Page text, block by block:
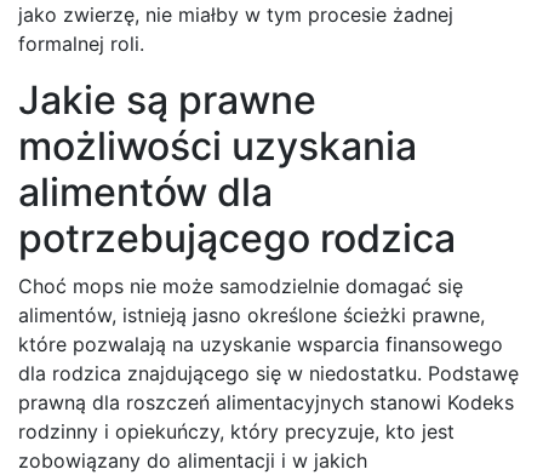
jako zwierzę, nie miałby w tym procesie żadnej
formalnej roli.
Jakie są prawne
możliwości uzyskania
alimentów dla
potrzebującego rodzica
Choć mops nie może samodzielnie domagać się
alimentów, istnieją jasno określone ścieżki prawne,
które pozwalają na uzyskanie wsparcia finansowego
dla rodzica znajdującego się w niedostatku. Podstawę
prawną dla roszczeń alimentacyjnych stanowi Kodeks
rodzinny i opiekuńczy, który precyzuje, kto jest
zobowiązany do alimentacji i w jakich